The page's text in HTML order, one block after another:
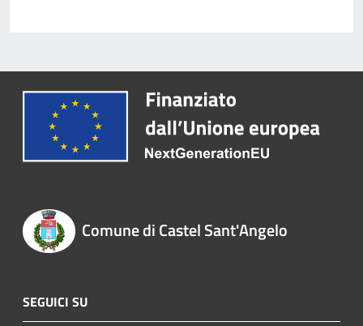
Comune di Castel Sant'Angelo
SEGUICI SU